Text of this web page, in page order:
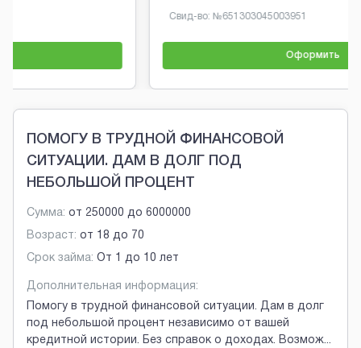
651303045003951
Brobaza - Обычные объявления
ПОМОГУ В ТРУДНОЙ ФИНАНСОВОЙ
СИТУАЦИИ. ДАМ В ДОЛГ ПОД
НЕБОЛЬШОЙ ПРОЦЕНТ
Сумма: от 250000 до 6000000
Возраст: от 18 до 70
Срок займа: От 1 до 10 лет
Дополнительная информация:
Помогу в трудной финансовой ситуации. Дам в долг
под небольшой процент независимо от вашей
кредитной истории. Без справок о доходах. Возмож...